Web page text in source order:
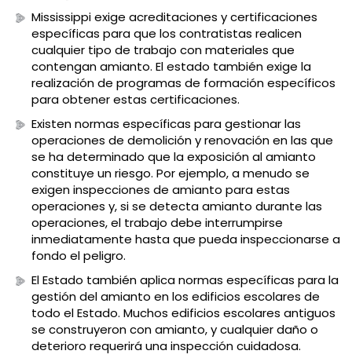
Mississippi exige acreditaciones y certificaciones
específicas para que los contratistas realicen
cualquier tipo de trabajo con materiales que
contengan amianto. El estado también exige la
realización de programas de formación específicos
para obtener estas certificaciones.
Existen normas específicas para gestionar las
operaciones de demolición y renovación en las que
se ha determinado que la exposición al amianto
constituye un riesgo. Por ejemplo, a menudo se
exigen inspecciones de amianto para estas
operaciones y, si se detecta amianto durante las
operaciones, el trabajo debe interrumpirse
inmediatamente hasta que pueda inspeccionarse a
fondo el peligro.
El Estado también aplica normas específicas para la
gestión del amianto en los edificios escolares de
todo el Estado. Muchos edificios escolares antiguos
se construyeron con amianto, y cualquier daño o
deterioro requerirá una inspección cuidadosa.